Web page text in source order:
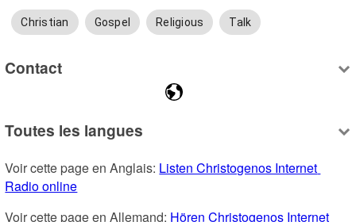
Christian Gospel Religious Talk
Contact
Toutes les langues
Voir cette page en Anglais: Listen Christogenos Internet
Radio online
Voir cette page en Allemand: Hören Christogenos Internet